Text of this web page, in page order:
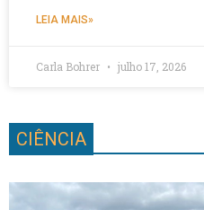
LEIA MAIS»
Carla Bohrer julho 17, 2026
CIÊNCIA